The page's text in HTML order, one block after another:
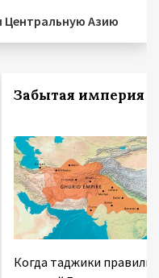
Центральную Азию
Забытая империя
Когда таджики правили